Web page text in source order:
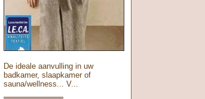
De ideale aanvulling in uw
badkamer, slaapkamer of
sauna/wellness... V...